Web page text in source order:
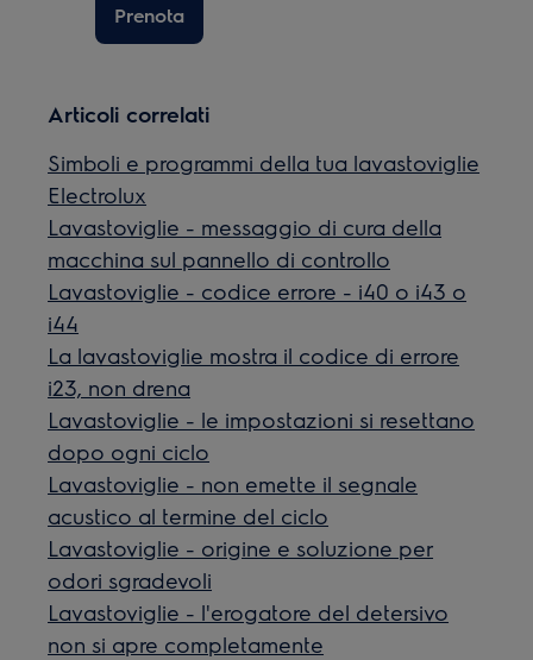
Prenota
Articoli correlati
Simboli e programmi della tua lavastoviglie
Electrolux
Lavastoviglie - messaggio di cura della
macchina sul pannello di controllo
Lavastoviglie - codice errore - i40 o i43 o
i44
La lavastoviglie mostra il codice di errore
i23, non drena
Lavastoviglie - le impostazioni si resettano
dopo ogni ciclo
Lavastoviglie - non emette il segnale
acustico al termine del ciclo
Lavastoviglie - origine e soluzione per
odori sgradevoli
Lavastoviglie - l'erogatore del detersivo
non si apre completamente